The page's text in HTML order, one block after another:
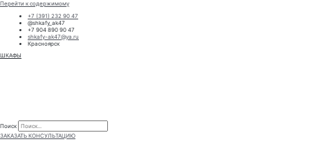
Перейти к содержимому
+7 (391) 232 90 47
@shkafy_ak47
+7 904 890 90 47
shkafy-ak47@ya.ru
Красноярск
ШКАФЫ
Поиск
ЗАКАЗАТЬ КОНСУЛЬТАЦИЮ